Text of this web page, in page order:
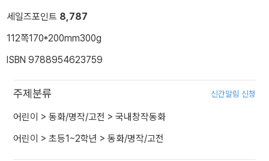
세일즈포인트 8,787
112쪽170*200mm300g
ISBN 9788954623759
주제분류 신간알림 신청
어린이 > 동화/명작/고전 > 국내창작동화
어린이 > 초등1~2학년 > 동화/명작/고전